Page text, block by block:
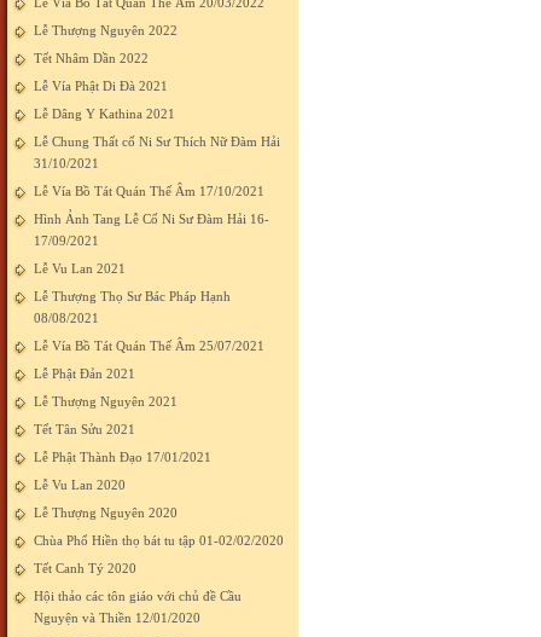
Lễ Thượng Nguyên 2022
Tết Nhâm Dần 2022
Lễ Vía Phật Di Đà 2021
Lễ Dâng Y Kathina 2021
Lễ Chung Thất cố Ni Sư Thích Nữ Đàm Hải
31/10/2021
Lễ Vía Bồ Tát Quán Thế Âm 17/10/2021
Hình Ảnh Tang Lễ Cố Ni Sư Đàm Hải 16-
17/09/2021
Lễ Vu Lan 2021
Lễ Thượng Thọ Sư Bác Pháp Hạnh
08/08/2021
Lễ Vía Bồ Tát Quán Thế Âm 25/07/2021
Lễ Phật Đản 2021
Lễ Thượng Nguyên 2021
Tết Tân Sửu 2021
Lễ Phật Thành Đạo 17/01/2021
Lễ Vu Lan 2020
Lễ Thượng Nguyên 2020
Chùa Phổ Hiền thọ bát tu tập 01-02/02/2020
Tết Canh Tý 2020
Hội thảo các tôn giáo với chủ đề Cầu
Nguyện và Thiền 12/01/2020